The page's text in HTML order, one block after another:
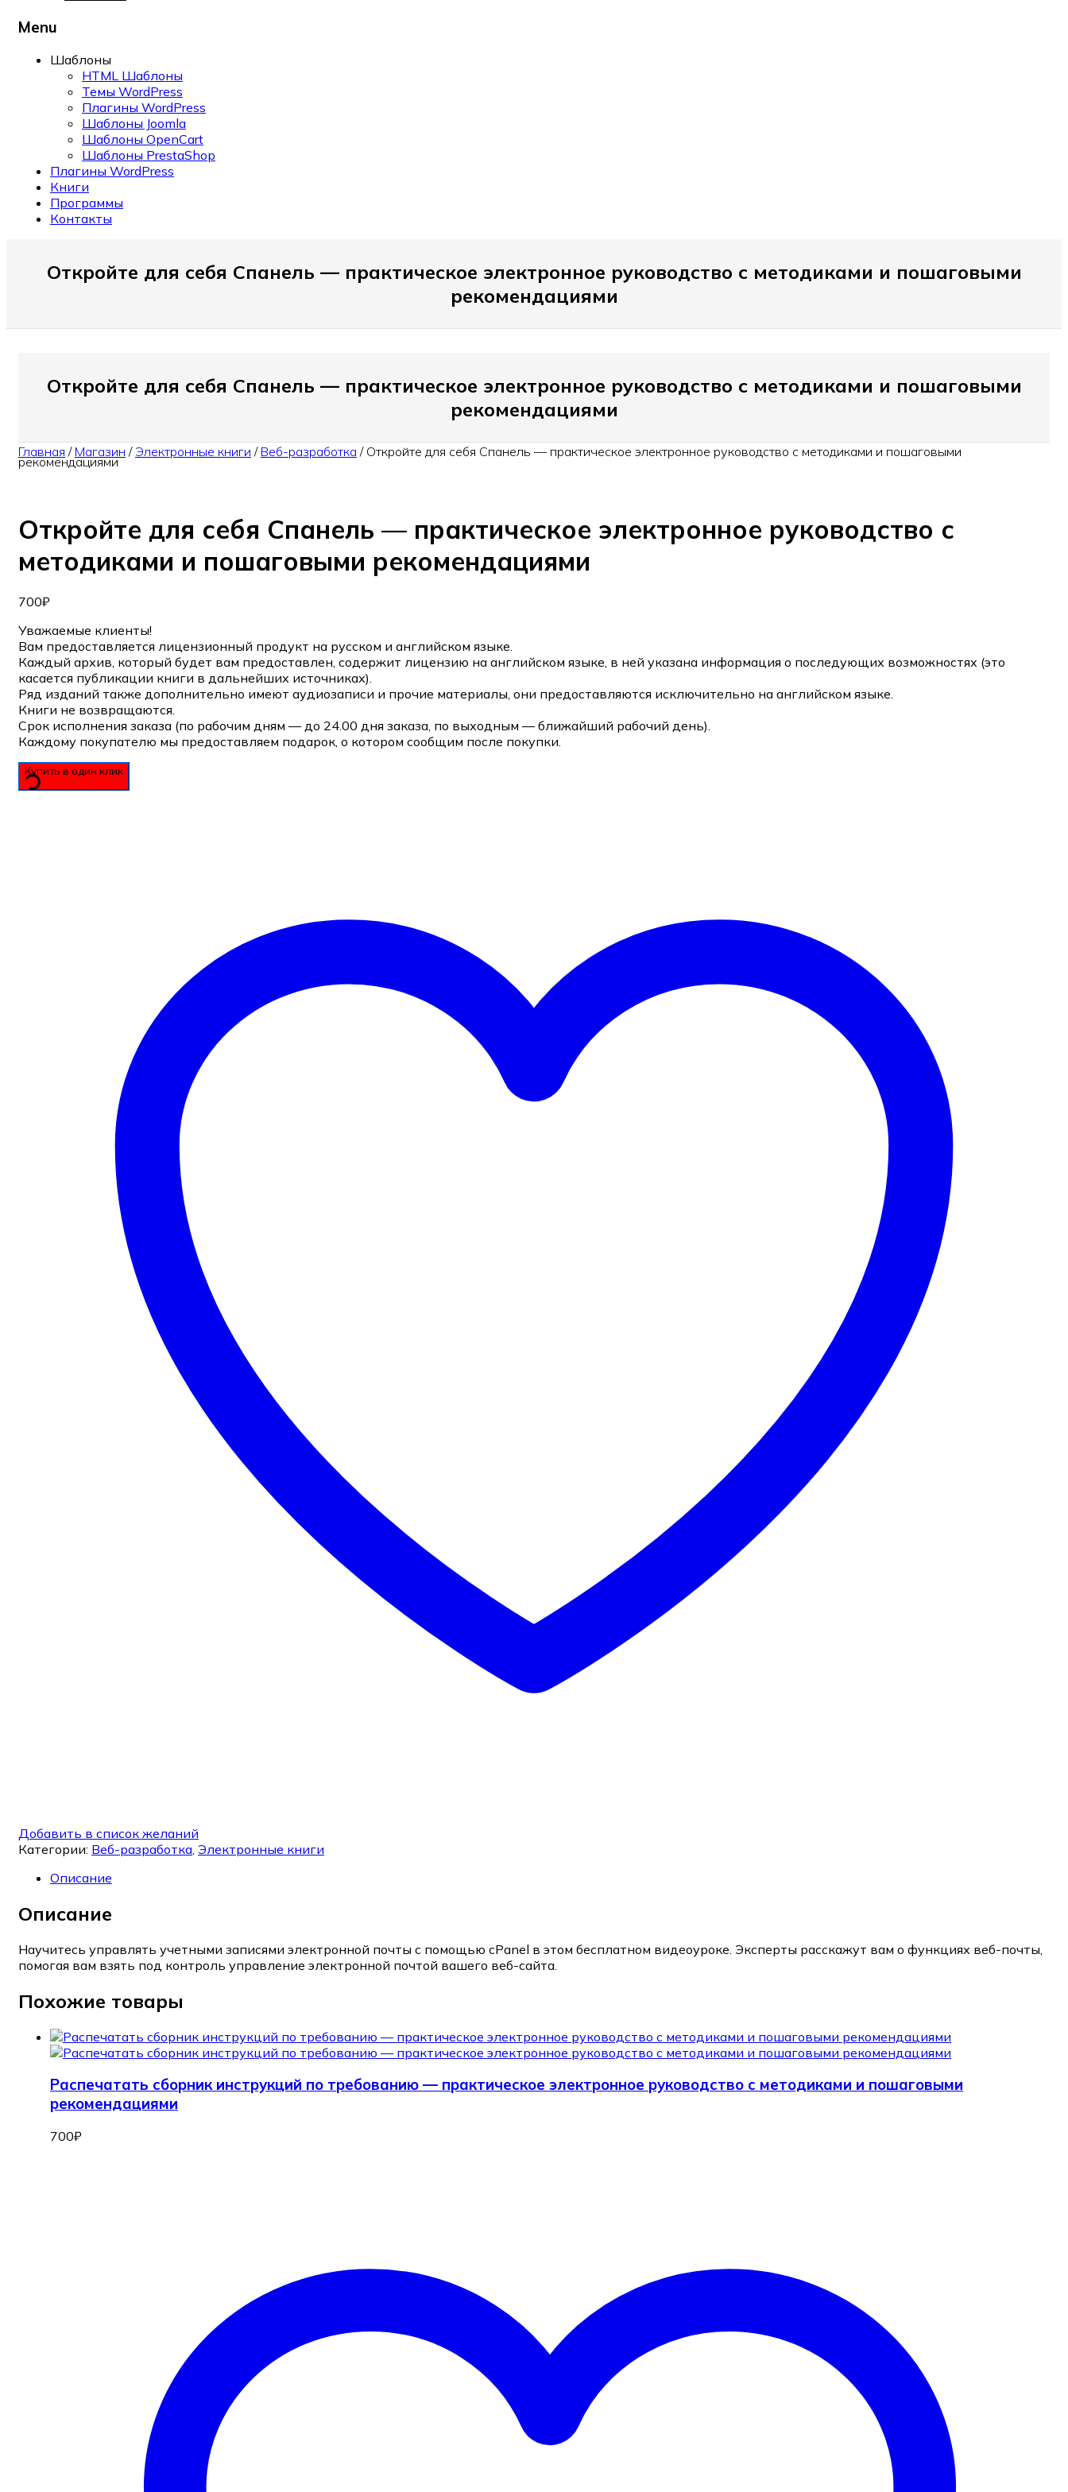
Menu
Шаблоны
HTML Шаблоны
Темы WordPress
Плагины WordPress
Шаблоны Joomla
Шаблоны OpenCart
Шаблоны PrestaShop
Плагины WordPress
Книги
Программы
Контакты
Откройте для себя Cпанель — практическое электронное руководство с методиками и пошаговыми
рекомендациями
Откройте для себя Cпанель — практическое электронное руководство с методиками и пошаговыми
рекомендациями
Главная / Магазин / Электронные книги / Веб-разработка / Откройте для себя Cпанель — практическое электронное руководство с методиками и пошаговыми
рекомендациями
Откройте для себя Cпанель — практическое электронное руководство с
методиками и пошаговыми рекомендациями
700₽
Уважаемые клиенты!
Вам предоставляется лицензионный продукт на русском и английском языке.
Каждый архив, который будет вам предоставлен, содержит лицензию на английском языке, в ней указана информация о последующих возможностях (это
касается публикации книги в дальнейших источниках).
Ряд изданий также дополнительно имеют аудиозаписи и прочие материалы, они предоставляются исключительно на английском языке.
Книги не возвращаются.
Срок исполнения заказа (по рабочим дням — до 24.00 дня заказа, по выходным — ближайший рабочий день).
Каждому покупателю мы предоставляем подарок, о котором сообщим после покупки.
Купить в один клик
Добавить в список желаний
Категории: Веб-разработка, Электронные книги
Описание
Описание
Научитесь управлять учетными записями электронной почты с помощью cPanel в этом бесплатном видеоуроке. Эксперты расскажут вам о функциях веб-почты,
помогая вам взять под контроль управление электронной почтой вашего веб-сайта.
Похожие товары
Распечатать сборник инструкций по требованию — практическое электронное руководство с методиками и пошаговыми
рекомендациями
700₽